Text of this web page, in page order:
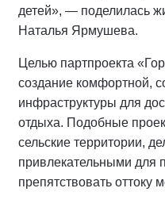
детей», — поделилась
Наталья Ярмушева.
Целью партпроекта
создание комфортной,
инфраструктуры для
отдыха. Подобные
сельские территории,
привлекательными для
препятствовать оттоку